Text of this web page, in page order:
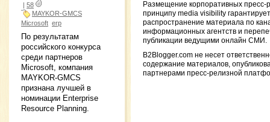
| 58
MAYKOR-GMCS
Microsoft erp
По результатам
российского конкурса
среди партнеров
Microsoft, компания
MAYKOR-GMCS
признана лучшей в
номинации Enterprise
Resource Planning.
Размещение корпоративных пресс-
принципу media visibility гарантирует
распространение материала по
информационных агентств и
публикации ведущими онлайн СМИ.
B2Blogger.com не несет
содержание материалов,
партнерами пресс-релизной